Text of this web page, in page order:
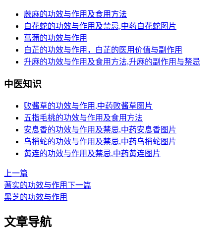
蕨麻的功效与作用及食用方法
白花蛇的功效与作用及禁忌,中药白花蛇图片
菖蒲的功效与作用
白芷的功效与作用，白芷的医用价值与副作用
升麻的功效与作用及食用方法,升麻的副作用与禁忌
中医知识
败酱草的功效与作用,中药败酱草图片
五指毛桃的功效与作用及食用方法
安息香的功效与作用及禁忌,中药安息香图片
乌梢蛇的功效与作用及禁忌,中药乌梢蛇图片
黄连的功效与作用及禁忌,中药黄连图片
上一篇
蓍实的功效与作用下一篇
黑芝的功效与作用
文章导航